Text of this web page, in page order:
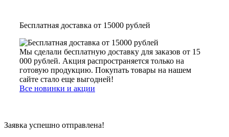
Бесплатная доставка от 15000 рублей
Мы сделали бесплатную доставку для заказов от 15
000 рублей. Акция распространяется только на
готовую продукцию. Покупать товары на нашем
сайте стало еще выгодней!
Все новинки и акции
Заявка успешно отправлена!